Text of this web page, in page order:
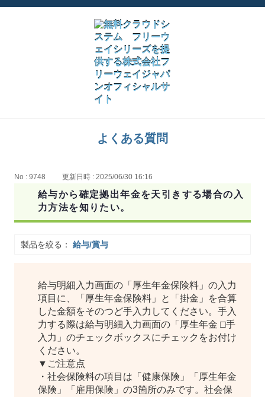
よくある質問
No : 9748 更新日時 : 2025/06/30 16:16
給与から確定拠出年金を天引きする場合の入
力方法を知りたい。
製品を絞る： 給与/賞与
給与明細入力画面の「厚生年金保険料」の入力
項目に、「厚生年金保険料」と「掛金」を合算
した金額をそのつど手入力してください。手入
力する際は給与明細入力画面の「厚生年金 □手
入力」のチェックボックスにチェックをお付け
ください。
▼ご注意点
・社会保険料の項目は「健康保険」「厚生年金
保険」「雇用保険」の3箇所のみです。社会保